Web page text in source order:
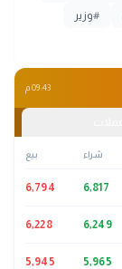
#وزير
09:43 م
شراء بيع
6,817
6,794
6,249
6,228
5,965
5,945